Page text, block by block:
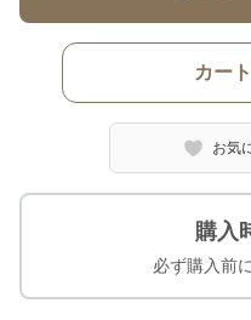
カー
お気
購入
必ず購入前